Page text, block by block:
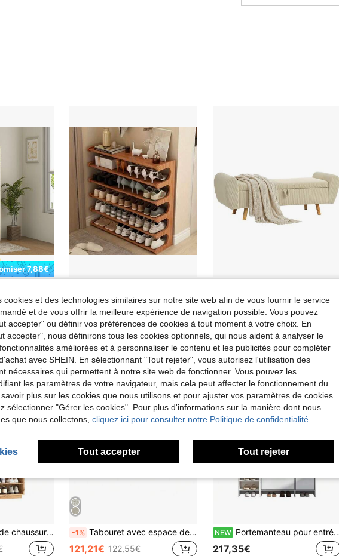
7,88€
Dès18,38€ 108,13€
d'entrée -1% Tabouret avec espace de rangement, repose-pieds recouvert de tissu avec couvercle à charnières, tabouret compact de style scandinave pour salon ou chambre.
121,21€ 122,55€
NEW Portemanteau pour entrée, comprenant meuble à chaussures, miroir et patères, meuble à chaussures multifonctionnel avec banc de chaussage, pour couloir et entrée, blanc, 140x30x200cm
217,35€
cookies et des technologies similaires sur notre site web afin de vous fournir le service
et de vous offrir la meilleure expérience de navigation possible. Vous pouvez
accepter" ou définir vos préférences de cookies à tout moment à votre choix. En
accepter", nous définirons tous les cookies optionnels, qui nous aident à analyser le
améliorées et à personnaliser le contenu et les publicités pour compléter
avec SHEIN. En sélectionnant "Tout rejeter", vous autorisez l'utilisation des
nécessaires qui permettent à notre site web de fonctionner. Vous pouvez les
les paramètres de votre navigateur, mais cela peut affecter le fonctionnement du
plus sur les cookies que nous utilisons et pour ajuster vos paramètres de cookies
sélectionner "Gérer les cookies". Pour plus d'informations sur la manière dont nous
que nous collectons, cliquez ici pour consulter notre Politique de confidentialité.
Tout accepter Tout rejeter